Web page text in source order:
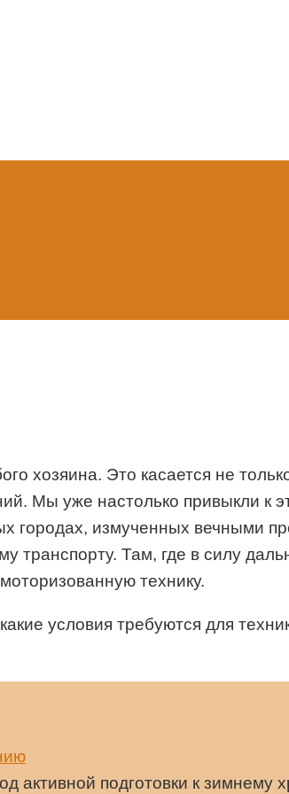
хозяина. Это касается не
Мы уже настолько привыкли к
городах, измученных вечными
Там, где в силу
технику.
условия требуются для
активной подготовки к зимнему